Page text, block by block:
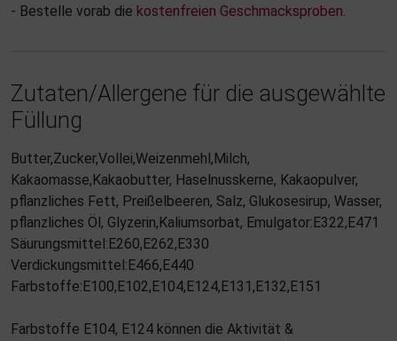
- Bestelle vorab die kostenfreien Geschmacksproben.
Zutaten/Allergene für die ausgewählte
Füllung
Butter,Zucker,Vollei,Weizenmehl,Milch,
Kakaomasse,Kakaobutter, Haselnusskerne, Kakaopulver,
pflanzliches Fett, Preißelbeeren, Salz, Glukosesirup, Wasser,
pflanzliches Öl, Glyzerin,Kaliumsorbat, Emulgator:E322,E471
Säurungsmittel:E260,E262,E330
Verdickungsmittel:E466,E440
Farbstoffe:E100,E102,E104,E124,E131,E132,E151
Farbstoffe E104, E124 können die Aktivität &